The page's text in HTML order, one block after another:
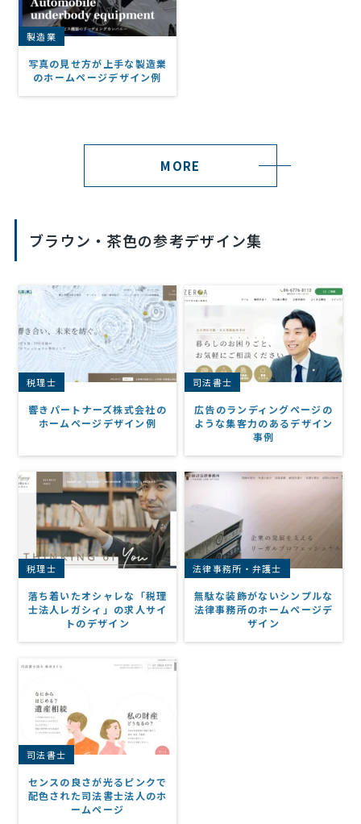
製造業
写真の見せ方が上手な製造業
のホームページデザイン例
MORE
ブラウン・茶色の参考デザイン集
税理士
響きパートナーズ株式会社の
ホームページデザイン例
司法書士
広告のランディングページの
ような集客力のあるデザイン
事例
税理士
落ち着いたオシャレな「税理
士法人レガシィ」の求人サイ
トのデザイン
法律事務所・弁護士
無駄な装飾がないシンプルな
法律事務所のホームページデ
ザイン
司法書士
センスの良さが光るピンクで
配色された司法書士法人のホ
ームページ